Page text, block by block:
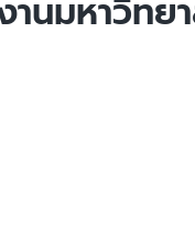
นมหาวิท